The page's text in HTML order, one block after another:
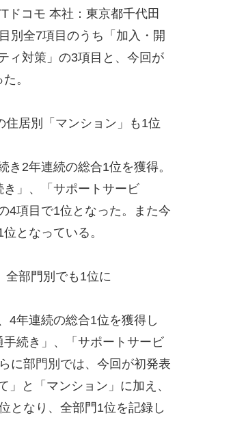
コモ 本社：東京都千代田
別全7項目のうち「加入・開
ィ対策」の3項目と、今回が
。
居別「マンション」も1位
2年連続の総合1位を獲得。
」、「サポートサービ
4項目で1位となった。また今
となっている。
部門別でも1位に
4年連続の総合1位を獲得し
続き」、「サポートサービ
に部門別では、今回が初発表
と「マンション」に加え、
となり、全部門1位を記録し